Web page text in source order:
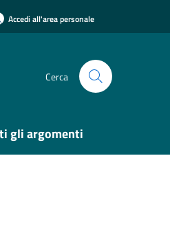
Accedi all'area personale
Cerca
gli argomenti